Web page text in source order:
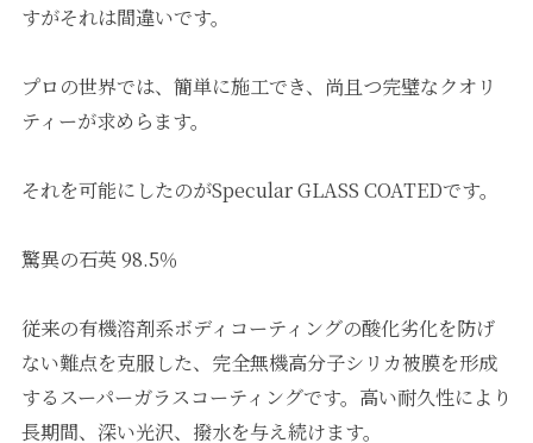
すがそれは間違いです。
プロの世界では、簡単に施工でき、尚且つ完璧なクオリ
ティーが求めらます。
それを可能にしたのがSpecular GLASS COATEDです。
驚異の石英 98.5％
従来の有機溶剤系ボディコーティングの酸化劣化を防げ
ない難点を克服した、完全無機高分子シリカ被膜を形成
するスーパーガラスコーティングです。高い耐久性により
長期間、深い光沢、撥水を与え続けます。